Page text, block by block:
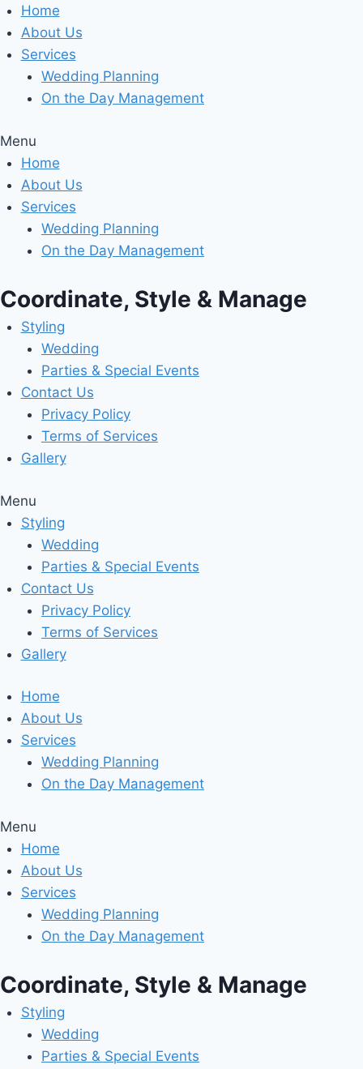
Skip
to
content
Home
About Us
Services
Wedding Planning
On the Day Management
Menu
Home
About Us
Services
Wedding Planning
On the Day Management
Coordinate, Style & Manage
Styling
Wedding
Parties & Special Events
Contact Us
Privacy Policy
Terms of Services
Gallery
Menu
Styling
Wedding
Parties & Special Events
Contact Us
Privacy Policy
Terms of Services
Gallery
Home
About Us
Services
Wedding Planning
On the Day Management
Menu
Home
About Us
Services
Wedding Planning
On the Day Management
Coordinate, Style & Manage
Styling
Wedding
Parties & Special Events